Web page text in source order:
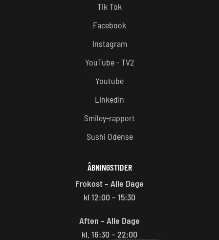
Tik Tok
Facebook
Instagram
YouTube - TV2
Youtube
LinkedIn
Smiley-rapport
Sushi Odense
ÅBNINGSTIDER
Frokost – Alle Dage
kl 12:00 – 15:30
Aften – Alle Dage
kl. 16:30 – 22:00